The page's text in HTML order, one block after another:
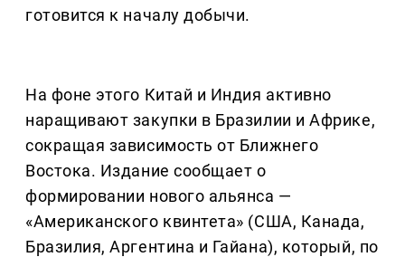
готовится к началу добычи.
На фоне этого Китай и Индия активно
наращивают закупки в Бразилии и Африке,
сокращая зависимость от Ближнего
Востока. Издание сообщает о
формировании нового альянса —
«Американского квинтета» (США, Канада,
Бразилия, Аргентина и Гайана), который, по